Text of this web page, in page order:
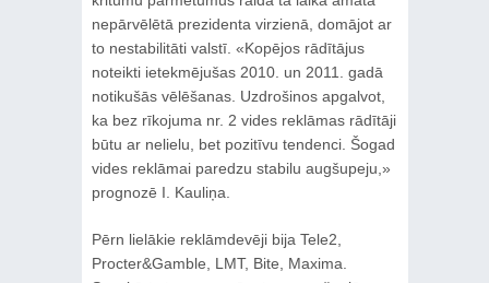
nepārvēlētā prezidenta virzienā, domājot ar
to nestabilitāti valstī. «Kopējos rādītājus
noteikti ietekmējušas 2010. un 2011. gadā
notikušās vēlēšanas. Uzdrošinos apgalvot,
ka bez rīkojuma nr. 2 vides reklāmas rādītāji
būtu ar nelielu, bet pozitīvu tendenci. Šogad
vides reklāmai paredzu stabilu augšupeju,»
prognozē I. Kauliņa.
Pērn lielākie reklāmdevēji bija Tele2,
Procter&Gamble, LMT, Bite, Maxima.